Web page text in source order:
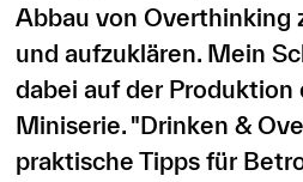
Abbau von Overthinking
und aufzuklären. Mein
dabei auf der Produktion
Miniserie. "Drinken &
praktische Tipps für